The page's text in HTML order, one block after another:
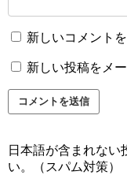
新しいコメント
新しい投稿をメ
日本語が含まれない
い。（スパム対策）